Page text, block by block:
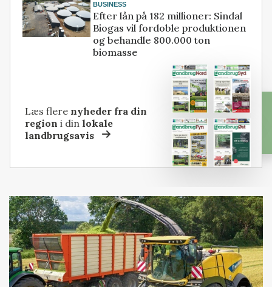
BUSINESS
Efter lån på 182 millioner: Sindal
Biogas vil fordoble produktionen
og behandle 800.000 ton
biomasse
Læs flere nyheder fra din
region i dinlokale
landbrugsavis